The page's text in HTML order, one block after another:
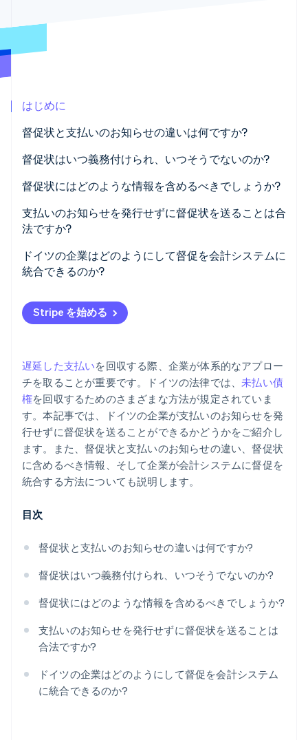
不正防止
Identity
オンライン本人確認
Stripe Sessions 2026
Stripe が AI の経済インフラをどのように構築しているかを
ご覧ください。
はじめに
督促状と支払いのお知らせの違いは何ですか?
支払いのお知らせ
督促
督促状はいつ義務付けられ、いつそうでないのか?
督促状にはどのような情報を含めるべきでしょうか?
見出し、請求書番号、支払い遅延の通知
元の支払い期限と新しい支払い期限
督促手数料と遅延支払い利息
支払いのお知らせを発行せずに督促状を送ることは合
法ですか?
戦略的決定
コミュニケーション面での判断
支払いのお知らせと督促の実際
ドイツの企業はどのようにして督促を会計システムに
統合できるのか?
手動およびデジタルの督促方法
Stripe Billing による督促の自動化
Stripe を始める
遅延した支払いを回収する際、企業が体系的なアプロー
チを取ることが重要です。ドイツの法律では、未払い債
権を回収するためのさまざまな方法が規定されていま
す。本記事では、ドイツの企業が支払いのお知らせを発
行せずに督促状を送ることができるかどうかをご紹介し
ます。また、督促状と支払いのお知らせの違い、督促状
に含めるべき情報、そして企業が会計システムに督促を
統合する方法についても説明します。
目次
督促状と支払いのお知らせの違いは何ですか?
督促状はいつ義務付けられ、いつそうでないのか?
督促状にはどのような情報を含めるべきでしょうか?
支払いのお知らせを発行せずに督促状を送ることは
合法ですか?
ドイツの企業はどのようにして督促を会計システム
に統合できるのか?